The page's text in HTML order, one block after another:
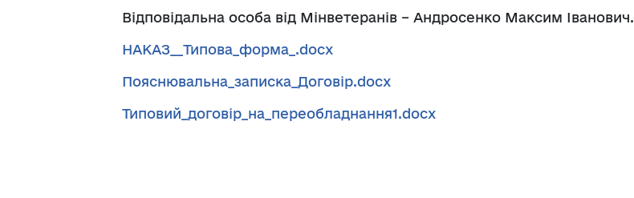
Відповідальна особа від Мінветеранів – Андросенко Максим Іванович.
НАКАЗ__Типова_форма_.docx
Пояснювальна_записка_Договір.docx
Типовий_договір_на_переобладнання1.docx